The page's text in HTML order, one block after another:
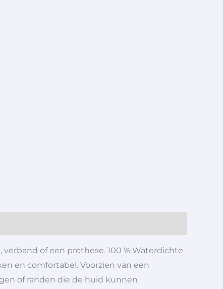
of een prothese. 100 % Waterdichte
en comfortabel. Voorzien van een
of randen die de huid kunnen